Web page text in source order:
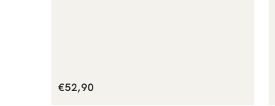
Normaler
Preis
€52,90